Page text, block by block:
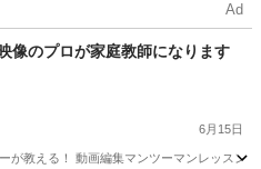
Ad
像のプロが家庭教師になります
6月15日
が教える！ 動画編集マンツーマンレッス